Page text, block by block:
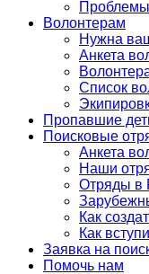
Волонтерам
Нужна
Анкета
Список
Пропавшие
Поисковые
Анкета
Наши
Отряды в
Как
Как
Заявка на
Помочь нам